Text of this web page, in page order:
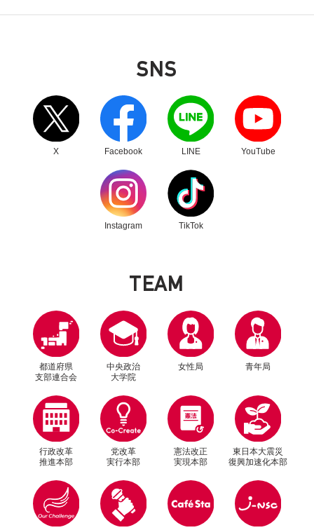
SNS
X
別ウィンドウリンク
Facebook
別ウィンドウリンク
LINE
別ウィンドウリンク
YouTube
別ウィンドウリンク
Instagram
別ウィンドウリンク
TikTok
別ウィンドウリンク
TEAM
都道府県
支部連合会
中央政治
大学院
女性局 青年局
行政改革
推進本部
党改革
実行本部
憲法改正
実現本部
東日本大震災
復興加速化本部
別ウィンドウリンク別ウィンドウリンク